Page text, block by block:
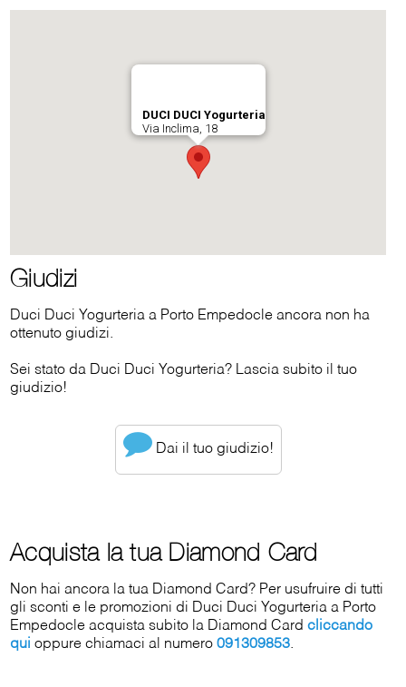
Giudizi
Duci Duci Yogurteria a Porto Empedocle ancora non ha
ottenuto giudizi.
Sei stato da Duci Duci Yogurteria? Lascia subito il tuo
giudizio!
Dai il tuo giudizio!
Acquista la tua Diamond Card
Non hai ancora la tua Diamond Card? Per usufruire di tutti
gli sconti e le promozioni di Duci Duci Yogurteria a Porto
Empedocle acquista subito la Diamond Cardcliccando
qui oppure chiamaci al numero091309853.